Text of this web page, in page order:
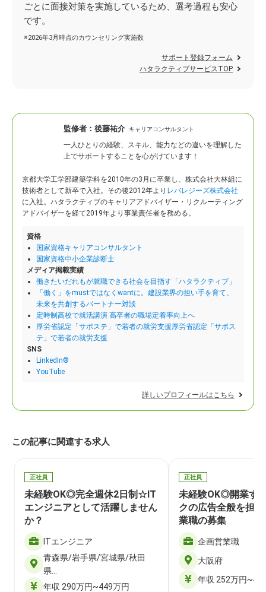
ごとに面接対策を実施しているため、選考過程も安心
です。
※2026年3月時点のカウンセリング実施数
サポート登録フォーム
ハタラクティブサービスTOP
監修者： 後藤祐介 キャリアコンサルタント
一人ひとりの経験、スキル、能力などの違いを理解した
上でサポートすることを心がけています！
京都大学工学部建築学科を2010年の3月に卒業し、株式会社大林組に
技術者として新卒で入社。 その後2012年より レバレジーズ株式会社
に入社。ハタラクティブのキャリアアドバイザー・リクルーティング
アドバイザーを経て2019年より事業責任者を務める。
資格
国家資格キャリアコンサルタント
国家資格中小企業診断士
メディア掲載実績
働きたいだれもが就職できる社会を目指す「ハタラクティブ」
「働く」をmustではなくwantに。建設業界の担い手を育て、
未来を共創するパートナー対談
定時制高校で就活講演 高卒者の職場定着率向上へ
厚労省認定「サポステ」で若者の就労支援厚労省認定「サポス
テ」で若者の就労支援
SNS
LinkedIn®
YouTube
詳しいプロフィールはこちら
この記事に関連する求人
正社員
未経験OK◎完全週休2日制☆IT
エンジニアとして活躍しません
か？
ITエンジニア
青森県/岩手県/宮城県/秋田
県…
年収 290万円~449万円
正社員
未経験OK◎開業す
クの広告全般を担
業職の募集
企画営業職
大阪府
年収 252万円